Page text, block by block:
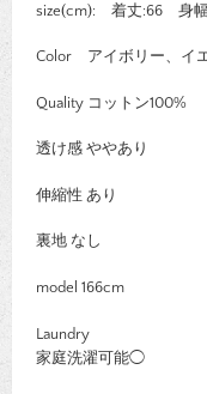
size(cm): 着丈:66 身
Color アイボリー、イ
Quality コットン100%
透け感 ややあり
伸縮性 あり
裏地 なし
model 166cm
Laundry
家庭洗濯可能◯